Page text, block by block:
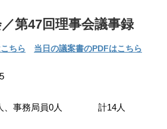
第47回理事会議事録
ちら 当日の議案書のPDFはこちら
人、事務局員0人 計14人